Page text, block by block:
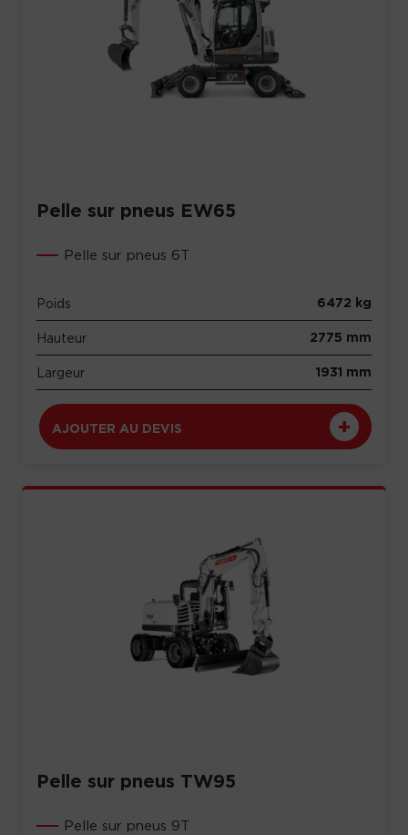
Pelle sur pneus EW65
Pelle sur pneus 6T
Poids 6472 kg
Hauteur 2775 mm
Largeur 1931 mm
AJOUTER AU DEVIS
Pelle sur pneus TW95
Pelle sur pneus 9T